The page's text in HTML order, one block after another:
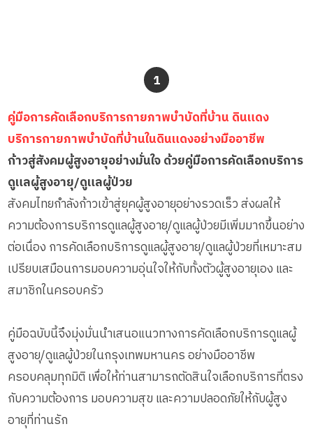
1
คู่มือการคัดเลือกบริการกายภาพบำบัดที่บ้าน ดินแดง
บริการกายภาพบำบัดที่บ้านในดินแดงอย่างมืออาชีพ
ก้าวสู่สังคมผู้สูงอายุอย่างมั่นใจ ด้วยคู่มือการคัดเลือกบริการ
ดูแลผู้สูงอายุ/ดูแลผู้ป่วย
สังคมไทยกำลังก้าวเข้าสู่ยุคผู้สูงอายุอย่างรวดเร็ว ส่งผลให้
ความต้องการบริการดูแลผู้สูงอายุ/ดูแลผู้ป่วยมีเพิ่มมากขึ้นอย่าง
ต่อเนื่อง การคัดเลือกบริการดูแลผู้สูงอายุ/ดูแลผู้ป่วยที่เหมาะสม
เปรียบเสมือนการมอบความอุ่นใจให้กับทั้งตัวผู้สูงอายุเอง และ
สมาชิกในครอบครัว
คู่มือฉบับนี้จึงมุ่งมั่นนำเสนอแนวทางการคัดเลือกบริการดูแลผู้
สูงอายุ/ดูแลผู้ป่วยในกรุงเทพมหานคร อย่างมืออาชีพ
ครอบคลุมทุกมิติ เพื่อให้ท่านสามารถตัดสินใจเลือกบริการที่ตรง
กับความต้องการ มอบความสุข และความปลอดภัยให้กับผู้สูง
อายุที่ท่านรัก